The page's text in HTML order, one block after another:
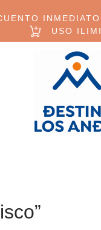
INMEDIATO
USO